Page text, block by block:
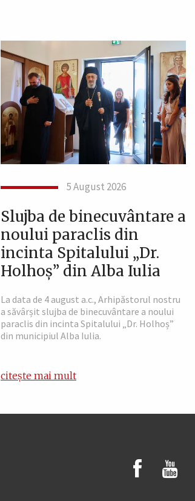
5 August 2026
Slujba de binecuvântare a
noului paraclis din
incinta Spitalului „Dr.
Holhoș” din Alba Iulia
La data de 4 august a.c., Arhipăstorul nostru
a săvârșit slujba de binecuvântare a noului
paraclis din incinta Spitalului „Dr. Holhoș”
din municipiul Alba Iulia.
citește mai mult